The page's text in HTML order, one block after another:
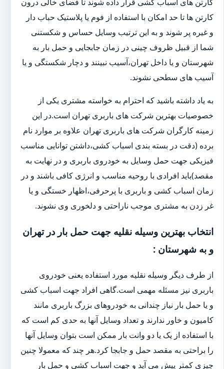
کارتن ها تا حد امکان با استفاده از فوم یا پلاستیک حباب دار
و غیره پر شوند و به این ترتیب وسایل حساس و شکستنی
شما از قبیل ظروف چینی در زمان جابجایی و حمل بار به
شهرستان و یا داخل تهران،آسیب نبینند و دچار شکستگی و یا
آسیب های سطحی نشوند.
به یاد داشته باشید که احترام به خواسته مشتری یکی از
خصوصیات بهترین شرکت های باربری تهران است.در این
زمینه کارگران شرکت های باربری تهران علاوه بر موارد نام
برده (دقت در بسته بندی اسباب کشی،داشتن توانایی مناسب
فیزیکی جهت حمل وسایل به خودروی باربری و در نهایت به
مقصد)باید افرادی با روحیه مناسب و انرژی کافی باشند و در
زمان اسباب کشی و باربری با پرحرفی،اظهار خستگی و یا
غر زدن به مشتری موجب ناراحتی و دلخوری وی نشوند.
انتخاب بهترین وسیله نقلیه جهت حمل بار در تهران
و به شهرستان :
از طرف دیگر وسیله نقلیه مورد استفاده یعنی خودروی
باربری نیز مسئله مهمی است.گاهی افراد جهت اسباب کشی
و یا حمل بار نیاز چندانی به خودروهای بزرگ باربری مانند
کامیون و خاور ندارند و تعداد وسایل آنها به حدی کم است که
با استفاده از یک یا دو وانت بار ممکن است بتوان وسایل آنها
را براحتی به مقصد حمل و جابجا کرد.هر چند که معمولا چنین
چیزی کمتر پیش می آید و جهت اسباب کشی و حمل بار